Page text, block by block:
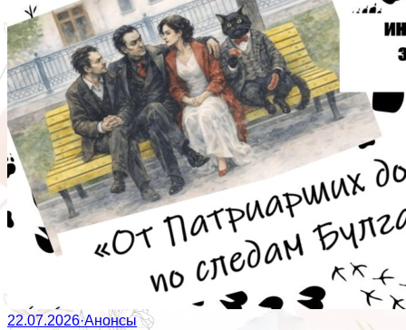
22.07.2026·Анонсы